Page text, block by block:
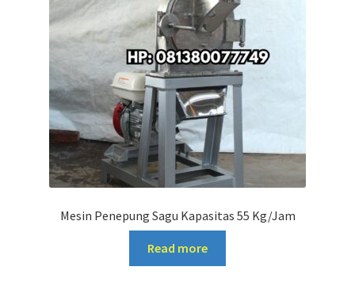
Mesin Penepung Sagu Kapasitas 55 Kg/Jam
Read more